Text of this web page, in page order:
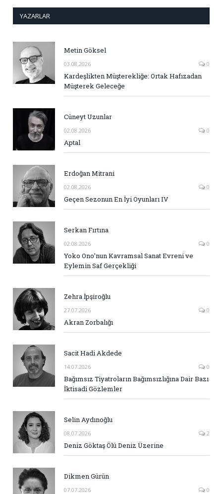
YAZARLAR
Metin Göksel
03.08.2026 0
Kardeşlikten Müşterekliğe: Ortak Hafızadan
Müşterek Geleceğe
Cüneyt Uzunlar
02.08.2026 0
Aptal
Erdoğan Mitrani
02.08.2026 0
Geçen Sezonun En İyi Oyunları IV
Serkan Fırtına
02.08.2026 0
Yoko Ono’nun Kavramsal Sanat Evreni ve
Eylemin Saf Gerçekliği
Zehra İpşiroğlu
27.07.2026 0
Akran Zorbalığı
Sacit Hadi Akdede
14.07.2026 0
Bağımsız Tiyatroların Bağımsızlığına Dair Bazı
İktisadi Gözlemler
Selin Aydınoğlu
08.07.2026 2
Deniz Göktaş Ölü Deniz Üzerine
Dikmen Gürün
07.07.2026 0